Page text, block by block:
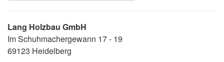
Lang Holzbau GmbH
Im Schuhmachergewann 17 - 19
69123 Heidelberg